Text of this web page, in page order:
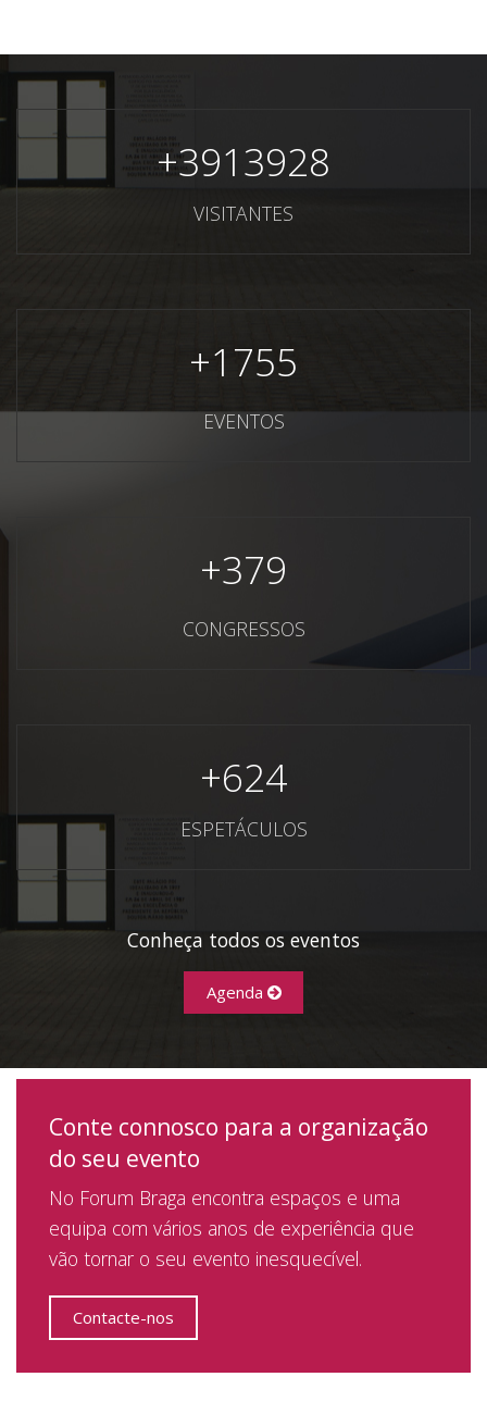
+3913928
VISITANTES
+1755
EVENTOS
+379
CONGRESSOS
+624
ESPETÁCULOS
Conheça todos os eventos
Agenda
Conte connosco para a organização
do seu evento
No Forum Braga encontra espaços e uma
equipa com vários anos de experiência que
vão tornar o seu evento inesquecível.
Contacte-nos